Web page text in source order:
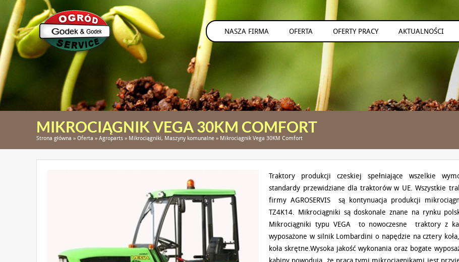
NASZA FIRMA OFERTA OFERTY PRACY AKTUALNOŚCI
MIKROCIĄGNIK VEGA 30KM COMFORT
Strona główna » Oferta » Agroparts » Mikrociągniki, Maszyny komunalne » Mikrociągnik Vega 30KM Comfort
Traktory produkcji czeskiej spełniające wszelkie
standardy przewidziane dla traktorów w UE. Wszystkie
firmy AGROSERVIS są kontynuacja produkcji
TZ4K14. Mikrociągniki są doskonale znane na rynku
Mikrociągniki typu VEGA to nowoczesne traktory z
wyposażone w silnik Lombardini o napędzie na cztery
koła skrętne.Wysoka jakość wykonania oraz bogate